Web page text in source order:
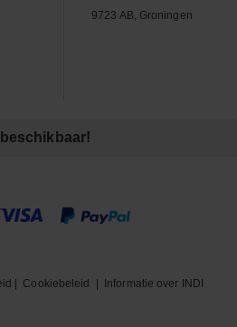
9723 AB, Groningen
Cookiebeleid Informatie over INDI